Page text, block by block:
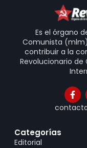
Es el órgano
Comunista
contribuir a la
Revolucionario
Categorías
Editorial